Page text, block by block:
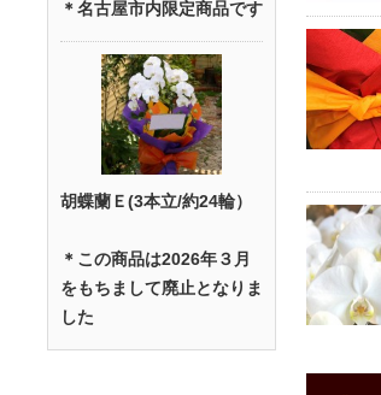
＊名古屋市内限定商品です
胡蝶蘭Ｅ(3本立/約24輪）
＊この商品は2026年３月
をもちまして廃止となりま
した